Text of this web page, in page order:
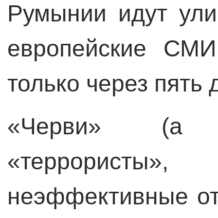
Румынии идут
европейские
только через
«Черви» (а
неэффективные